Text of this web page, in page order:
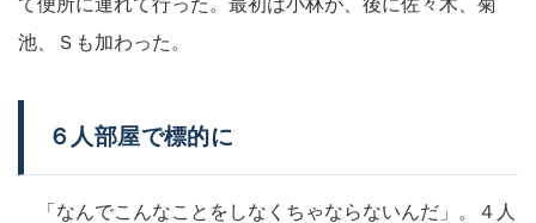
て便所に連れて行った。最初は小林が、後に佐々木、菊
池、Ｓも加わった。
６人部屋で標的に
「なんでこんなことをしなくちゃならないんだ」。４人